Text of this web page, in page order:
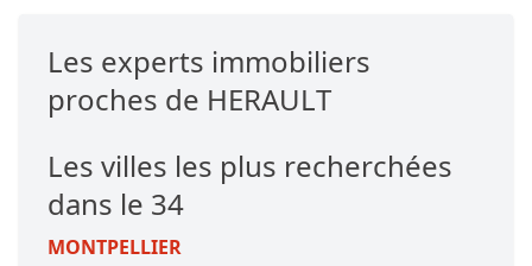
Les experts immobiliers
proches de HERAULT
Les villes les plus recherchées
dans le 34
MONTPELLIER